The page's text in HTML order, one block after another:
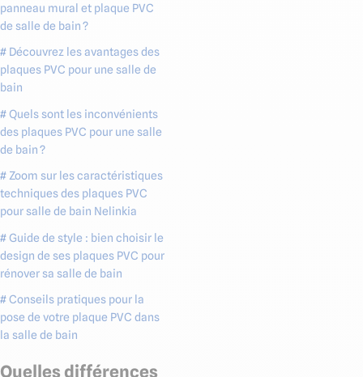
panneau mural et plaque PVC
de salle de bain ?
# Découvrez les avantages des
plaques PVC pour une salle de
bain
# Quels sont les inconvénients
des plaques PVC pour une salle
de bain ?
# Zoom sur les caractéristiques
techniques des plaques PVC
pour salle de bain Nelinkia
# Guide de style : bien choisir le
design de ses plaques PVC pour
rénover sa salle de bain
# Conseils pratiques pour la
pose de votre plaque PVC dans
la salle de bain
Quelles différences